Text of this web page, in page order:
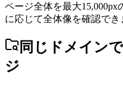
ページ全体を最大
に応じて全体像を確認でき
同じドメイン
ジ